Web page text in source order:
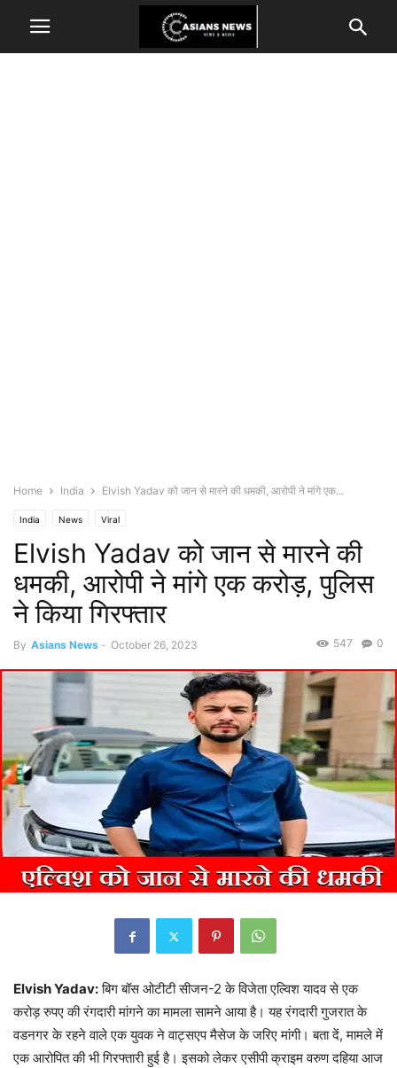
Home India Elvish Yadav को जान से मारने की धमकी, आरोपी ने मांगे एक...
India News Viral
Elvish Yadav को जान से मारने की
धमकी, आरोपी ने मांगे एक करोड़, पुलिस
ने किया गिरफ्तार
By Asians News - October 26, 2023 0
547
Elvish Yadav:बिग बॉस ओटीटी सीजन-2 के विजेता एल्विश यादव से एक
करोड़ रुपए की रंगदारी मांगने का मामला सामने आया है। यह रंगदारी गुजरात के
वडनगर के रहने वाले एक युवक ने वाट्सएप मैसेज के जरिए मांगी। बता दें, मामले में
एक आरोपित की भी गिरफ्तारी हुई है। इसको लेकर एसीपी क्राइम वरुण दहिया आज